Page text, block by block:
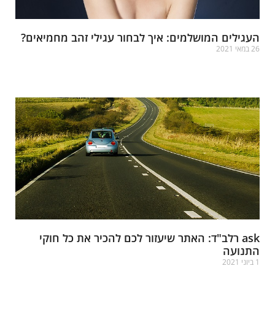
המושלמים: איך לבחור עגילי זהב מחמיאים?
ask רלב"ד: האתר שיעזור לכם להכיר את כל חוקי